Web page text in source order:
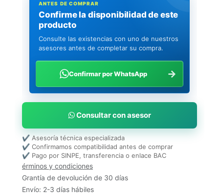
ANTES DE COMPRAR
Confirme la disponibilidad de este
producto
Consulte las existencias con uno de nuestros
asesores antes de completar su compra.
Confirmar por WhatsApp →
Consultar con asesor
✔ Asesoría técnica especializada
✔ Confirmamos compatibilidad antes de comprar
✔ Pago por SINPE, transferencia o enlace BAC
érminos y condiciones
Grantía de devolución de 30 días
Envío: 2-3 días hábiles